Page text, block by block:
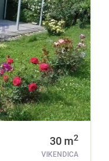
30 m2
VIKENDICA